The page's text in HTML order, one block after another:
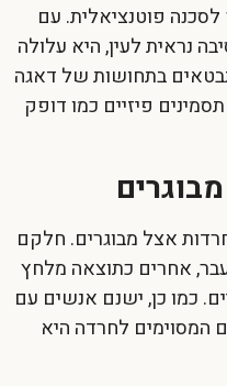
פוטנציאלית. עם
נראית לעין, היא עלולה
בתחושות של דאגה
פיזיים כמו דופק
אצל מבוגרים. חלקם
אחרים כתוצאה מלחץ
כמו כן, ישנם אנשים עם
המסוימים לחרדה היא